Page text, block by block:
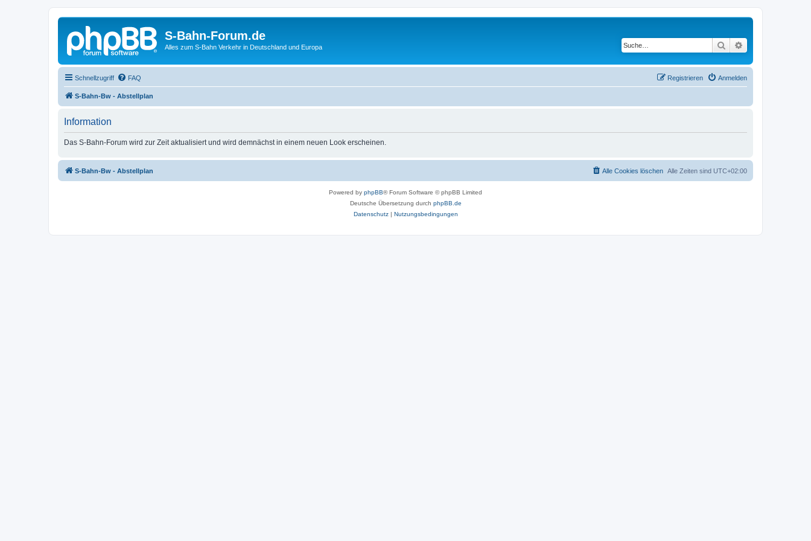
S-Bahn-Forum.de
Alles zum S-Bahn Verkehr in Deutschland und Europa Suche
Schnellzugriff FAQ Anmelden
Registrieren
S-Bahn-Bw - Abstellplan
Information
Das S-Bahn-Forum wird zur Zeit aktualisiert und wird demnächst in einem neuen Look erscheinen.
S-Bahn-Bw - Abstellplan Alle Zeiten sind UTC+02:00
Alle Cookies löschen
Powered by phpBB® Forum Software © phpBB Limited
Deutsche Übersetzung durch phpBB.de
Datenschutz| Nutzungsbedingungen